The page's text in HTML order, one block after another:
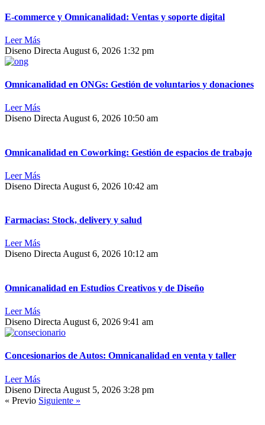
E-commerce y Omnicanalidad: Ventas y soporte digital
Leer Más
Diseno Directa August 6, 2026 1:32 pm
Omnicanalidad en ONGs: Gestión de voluntarios y donaciones
Leer Más
Diseno Directa August 6, 2026 10:50 am
Omnicanalidad en Coworking: Gestión de espacios de trabajo
Leer Más
Diseno Directa August 6, 2026 10:42 am
Farmacias: Stock, delivery y salud
Leer Más
Diseno DirectaAugust 6, 2026 10:12 am
Omnicanalidad en Estudios Creativos y de Diseño
Leer Más
Diseno Directa August 6, 2026 9:41 am
Concesionarios de Autos: Omnicanalidad en venta y taller
Leer Más
Diseno Directa August 5, 2026 3:28 pm
« Previo Siguiente »